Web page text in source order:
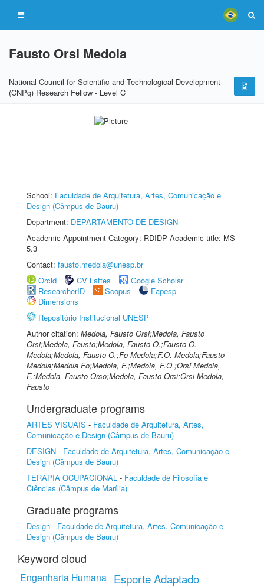
Fausto Orsi Medola
National Council for Scientific and Technological Development
(CNPq) Research Fellow - Level C
School: Faculdade de Arquitetura, Artes, Comunicação e
Design (Câmpus de Bauru)
Department: DEPARTAMENTO DE DESIGN
Academic Appointment Category: RDIDP Academic title: MS-
5.3
Contact: fausto.medola@unesp.br
Orcid
CV Lattes
Google Scholar
ResearcherID
Scopus
Fapesp
Dimensions
Repositório Institucional UNESP
Author citation: Medola, Fausto Orsi;Medola, Fausto
Orsi;Medola, Fausto;Medola, Fausto O.;Fausto O.
Medola;Medola, Fausto O.;Fo Medola;F.O. Medola;Fausto
Medola;Medola Fo;Medola, F.;Medola, F.O.;Orsi Medola,
F.;Medola, Fausto Orso;Medola, Fausto Orsi;Orsi Medola,
Fausto
Undergraduate programs
ARTES VISUAIS - Faculdade de Arquitetura, Artes,
Comunicação e Design (Câmpus de Bauru)
DESIGN - Faculdade de Arquitetura, Artes, Comunicação e
Design (Câmpus de Bauru)
TERAPIA OCUPACIONAL - Faculdade de Filosofia e
Ciências (Câmpus de Marília)
Graduate programs
Design - Faculdade de Arquitetura, Artes, Comunicação e
Design (Câmpus de Bauru)
Keyword cloud
Engenharia Humana Esporte Adaptado